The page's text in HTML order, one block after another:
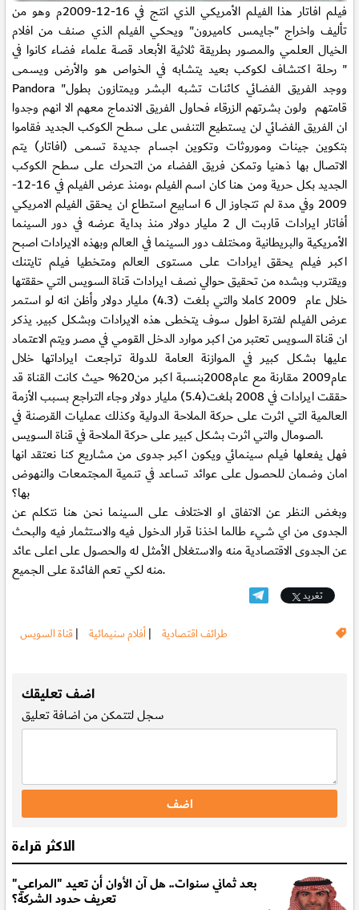
فيلم افاتار هذا الفيلم الأمريكي الذي انتج في 16-12-2009م وهو من
تأليف واخراج "جايمس كاميرون" ويحكي الفيلم الذي صنف من افلام
الخيال العلمي والمصور بطريقة ثلاثية الأبعاد قصة علماء فضاء كانوا في
رحلة اكتشاف لكوكب بعيد يتشابه في الخواص هو والأرض ويسمى "
Pandora "ووجد الفريق الفضائي كائنات تشبه البشر ويمتازون بطول
قامتهم ولون بشرتهم الزرقاء فحاول الفريق الاندماج معهمالا انهم وجدوا
ان الفريق الفضائي لن يستطيع التنفس على سطح الكوكب الجديد فقاموا
بتكوين جينات وموروثات وتكوين اجسام جديدة تسمى (افاتار) يتم
الاتصال بها ذهنيا وتمكن فريق الفضاء من التحرك على سطح الكوكب
الجديد بكل حرية ومن هنا كان اسم الفيلم ،ومنذ عرض الفيلم في 16-12-
2009 وفي مدة لم تتجاوز ال 6 اسابيع استطاع ان يحقق الفيلم الامريكي
أفاتار ايرادات قاربت ال 2 مليار دولار منذ بداية عرضه في دور السينما
الأمريكية والبريطانية ومختلف دور السينما في العالم وبهذه الايرادات اصبح
اكبر فيلم يحقق ايرادات على مستوى العالم ومتخطيا فيلم تايتنك
ويقترب وبشده من تحقيق حوالي نصف ايرادات قناة السويس التي حققتها
خلال عام 2009 كاملا والتي بلغت (4.3) مليار دولار وأظن انه لو استمر
عرض الفيلم لفترة اطول سوف يتخطى هذه الايرادات وبشكل كبير. يذكر
ان قناة السويس تعتبر من اكبر موارد الدخل القومي في مصر ويتم الاعتماد
عليها بشكل كبير في الموازنة العامة للدولة تراجعت ايراداتها خلال
عام2009 مقارنة مع عام2008بنسبة اكبر من20% حيث كانت القناة قد
حققت ايرادات في 2008 بلغت(5.4) مليار دولار وجاء التراجع بسبب الأزمة
العالمية التي اثرت على حركة الملاحة الدولية وكذلك عمليات القرصنة في
الصومال والتي اثرت بشكل كبير على حركة الملاحة في قناة السويس.
فهل يفعلها فيلم سينمائي ويكون اكبر جدوى من مشاريع كنا نعتقد انها
امان وضمان للحصول على عوائد تساعد في تنمية المجتمعات والنهوض
بها؟
وبغض النظر عن الاتفاق او الاختلاف على السينما نحن هنا نتكلم عن
الجدوى من اي شيء طالما اخذنا قرار الدخول فيه والاستثمار فيه والبحث
عن الجدوى الاقتصادية منه والاستغلال الأمثل له والحصول على اعلى عائد
منه لكي تعم الفائدة على الجميع.
تغريد
طرائف اقتصادية |أفلام سنيمائية |قناة السويس
اضف تعليقك
سجللتتمكن من اضافة تعليق
الاكثر قراءة
بعد ثماني سنوات.. هل آن الأوان أن تعيد "المراعي"
تعريف حدود الشركة؟